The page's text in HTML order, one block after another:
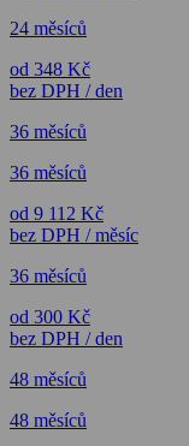
24 měsíců
od 348 Kč
bez DPH / den
36 měsíců
36 měsíců
od 9 112 Kč
bez DPH / měsíc
36 měsíců
od 300 Kč
bez DPH / den
48 měsíců
48 měsíců